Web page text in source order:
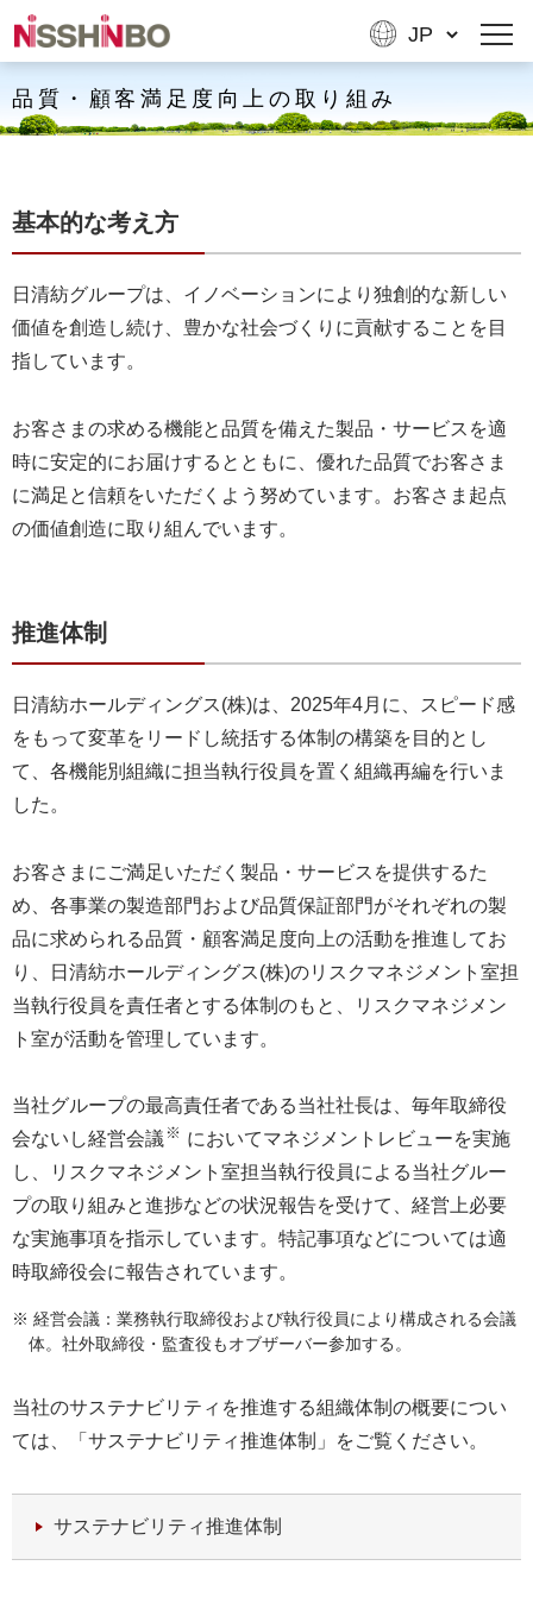
品質・顧客満足度向上の取り組み
基本的な考え方
日清紡グループは、イノベーションにより独創的な新しい
価値を創造し続け、豊かな社会づくりに貢献することを目
指しています。
お客さまの求める機能と品質を備えた製品・サービスを適
時に安定的にお届けするとともに、優れた品質でお客さま
に満足と信頼をいただくよう努めています。お客さま起点
の価値創造に取り組んでいます。
推進体制
日清紡ホールディングス(株)は、2025年4月に、スピード感
をもって変革をリードし統括する体制の構築を目的とし
て、各機能別組織に担当執行役員を置く組織再編を行いま
した。
お客さまにご満足いただく製品・サービスを提供するた
め、各事業の製造部門および品質保証部門がそれぞれの製
品に求められる品質・顧客満足度向上の活動を推進してお
り、日清紡ホールディングス(株)のリスクマネジメント室担
当執行役員を責任者とする体制のもと、リスクマネジメン
ト室が活動を管理しています。
当社グループの最高責任者である当社社長は、毎年取締役
会ないし経営会議 ※ においてマネジメントレビューを実施
し、リスクマネジメント室担当執行役員による当社グルー
プの取り組みと進捗などの状況報告を受けて、経営上必要
な実施事項を指示しています。特記事項などについては適
時取締役会に報告されています。
※ 経営会議：業務執行取締役および執行役員により構成される会議
体。社外取締役・監査役もオブザーバー参加する。
当社のサステナビリティを推進する組織体制の概要につい
ては、「サステナビリティ推進体制」をご覧ください。
サステナビリティ推進体制